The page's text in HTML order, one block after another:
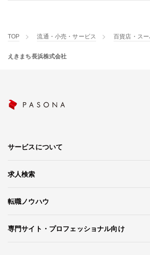
TOP 流通・小売・サービス 百貨店・スー
えきまち長浜株式会社
サービスについて
求人検索
転職ノウハウ
専門サイト・プロフェッショナル向け